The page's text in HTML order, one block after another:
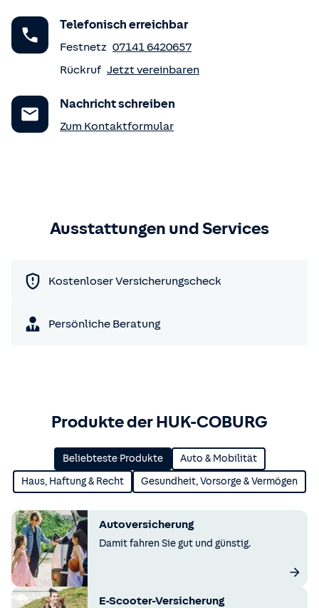
Telefonisch erreichbar
Festnetz 07141 6420657
Rückruf Jetzt vereinbaren
Nachricht schreiben
Zum Kontaktformular
Ausstattungen und Services
Kostenloser Versicherungscheck
Persönliche Beratung
Produkte der HUK-COBURG
Beliebteste Produkte Auto & Mobilität
Haus, Haftung & Recht Gesundheit, Vorsorge & Vermögen
Autoversicherung
Damit fahren Sie gut und günstig.
E-Scooter-Versicherung